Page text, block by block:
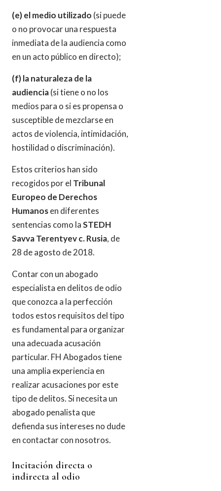
(e) el medio utilizado (si puede
o no provocar una respuesta
inmediata de la audiencia como
en un acto público en directo);
(f) la naturaleza de la
audiencia(si tiene o no los
medios para o si es propensa o
susceptible de mezclarse en
actos de violencia, intimidación,
hostilidad o discriminación).
Estos criterios han sido
recogidos por el Tribunal
Europeo de Derechos
Humanosen diferentes
sentencias como laSTEDH
Savva Terentyev c. Rusia, de
28 de agosto de 2018.
Contar con un abogado
especialista en delitos de odio
que conozca a la perfección
todos estos requisitos del tipo
es fundamental para organizar
una adecuada acusación
particular. FH Abogados tiene
una amplia experiencia en
realizar acusaciones por este
tipo de delitos. Si necesita un
abogado penalista que
defienda sus intereses no dude
en contactar con nosotros.
Incitación directa o
indirecta al odio